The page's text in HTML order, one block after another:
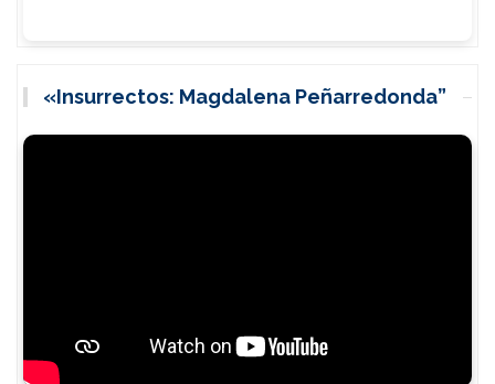
«Insurrectos: Magdalena Peñarredonda”